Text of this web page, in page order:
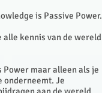
is Passive Power.
kennis van de wereld
Power maar alleen als je
onderneemt. Je